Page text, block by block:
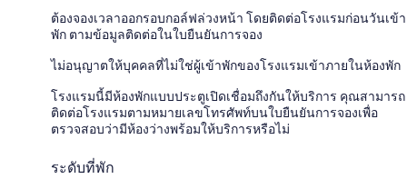
ต้องจองเวลาออกรอบกอล์ฟล่วงหน้า โดยติดต่อโรงแรมก่อนวันเข้า
พัก ตามข้อมูลติดต่อในใบยืนยันการจอง
ไม่อนุญาตให้บุคคลที่ไม่ใช่ผู้เข้าพักของโรงแรมเข้าภายในห้องพัก
โรงแรมนี้มีห้องพักแบบประตูเปิดเชื่อมถึงกันให้บริการ คุณสามารถ
ติดต่อโรงแรมตามหมายเลขโทรศัพท์บนใบยืนยันการจองเพื่อ
ตรวจสอบว่ามีห้องว่างพร้อมให้บริการหรือไม่
ระดับที่พัก